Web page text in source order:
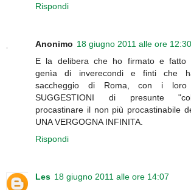
Rispondi
Anonimo 18 giugno 2011 alle ore 12:30
E la delibera che ho firmato e fatto
genìa di inverecondi e finti che
saccheggio di Roma, con i
SUGGESTIONI di presunte
procastinare il non più procastinabile
UNA VERGOGNA INFINITA.
Rispondi
Les 18 giugno 2011 alle ore 14:07